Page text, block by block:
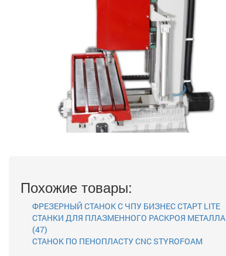
Похожие товары:
ФРЕЗЕРНЫЙ СТАНОК С ЧПУ БИЗНЕС СТАРТ LITE
СТАНКИ ДЛЯ ПЛАЗМЕННОГО РАСКРОЯ МЕТАЛЛА
(47)
СТАНОК ПО ПЕНОПЛАСТУ CNC STYROFOAM